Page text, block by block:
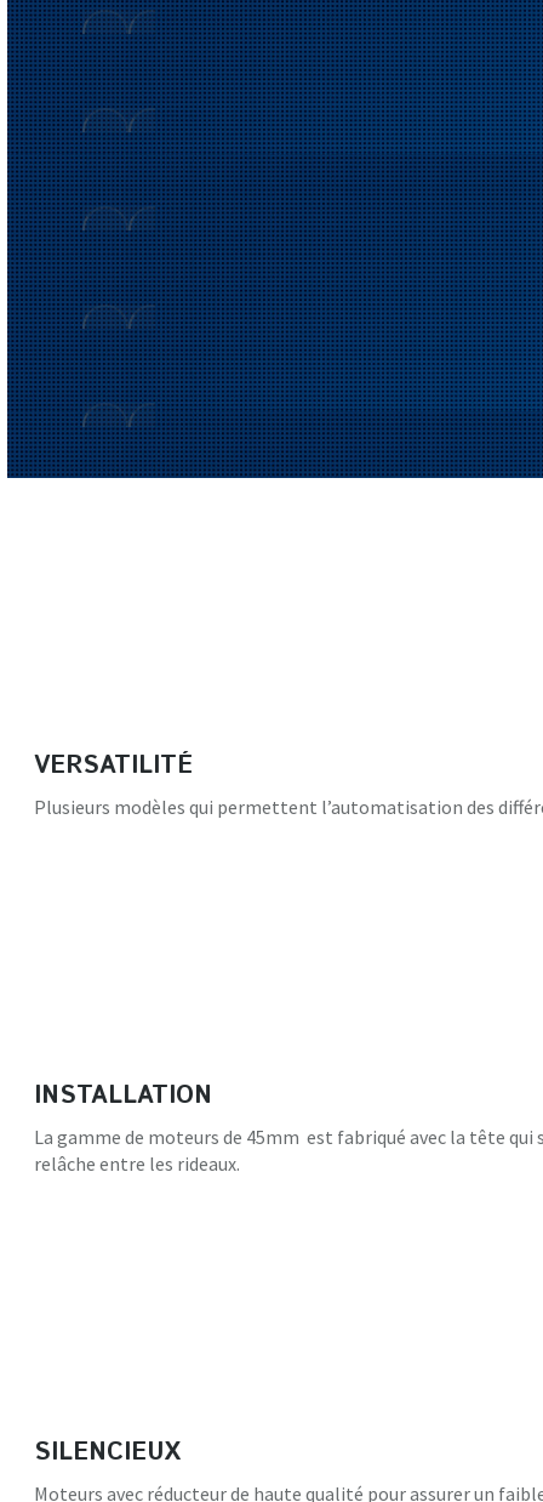
VERSATILITÉ
Plusieurs modèles qui permettent l’automatisation des
INSTALLATION
La gamme de moteurs de 45mm est fabriqué avec la tête
relâche entre les rideaux.
SILENCIEUX
Moteurs avec réducteur de haute qualité pour assurer un